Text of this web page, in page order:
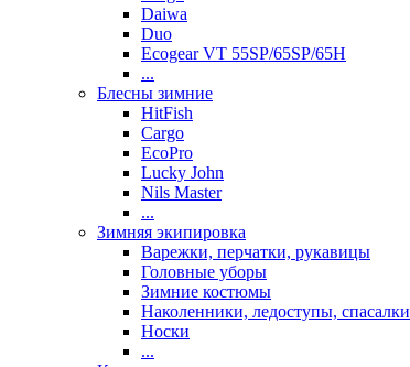
Daiwa
Duo
Ecogear VT 55SP/65SP/65H
...
Блесны зимние
HitFish
Cargo
EcoPro
Lucky John
Nils Master
...
Зимняя экипировка
Варежки, перчатки, рукавицы
Головные уборы
Зимние костюмы
Наколенники, ледоступы, спасалки
Носки
...